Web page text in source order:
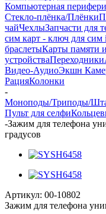
Компьютерная
Стекло-плёнка/Плёнки
чайЧехлыЗапчасти для
сим карт - ключ для сим
браслетыКарты памяти
устройстваПереходники
Видео-АудиоЭкшн
РацияКолонки
-
Моноподы/Триподы/
Пульт для селфи
-Зажим для телефона
градусов
Артикул: 00-10802
Зажим для телефона